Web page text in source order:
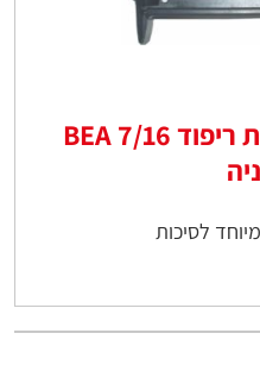
אקדח איכותי לסיכות ריפוד 7/16 BEA
לסיכות